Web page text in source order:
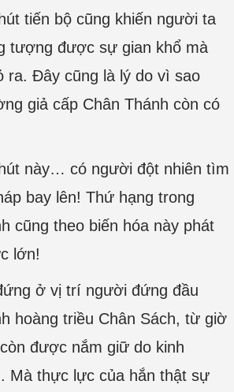
tiến bộ cũng khiến người ta
tượng được sự gian khổ mà
ra. Đây cũng là lý do vì sao
giả cấp Chân Thánh còn có
này… có người đột nhiên tìm
bay lên! Thứ hạng trong
cũng theo biến hóa này phát
lớn!
ở vị trí người đứng đầu
hoàng triều Chân Sách, từ giờ
được nắm giữ do kinh
Mà thực lực của hắn thật sự